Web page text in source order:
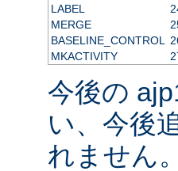
LABEL
MERGE
BASELINE_CONTROL
MKACTIVITY
今後の
い、今後
れません。